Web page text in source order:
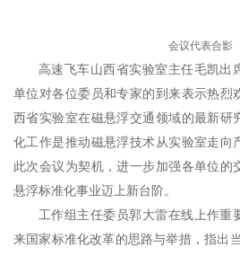
会议代表合影
高速飞车山西省实验室主任毛凯出
单位对各位委员和专家的到来表示热烈
西省实验室在磁悬浮交通领域的最新研
化工作是推动磁悬浮技术从实验室走向
此次会议为契机，进一步加强各单位的
悬浮标准化事业迈上新台阶。
工作组主任委员郭大雷在线上作重
来国家标准化改革的思路与举措，指出